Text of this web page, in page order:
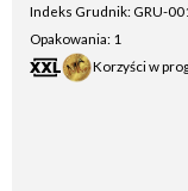
Indeks Grudnik: GRU-
Opakowania: 1
Korzyści w